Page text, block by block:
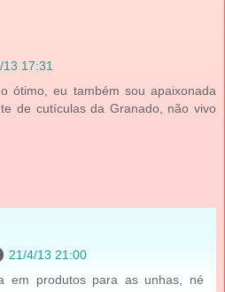
13 17:31
ótimo, eu também sou apaixonada
de cutículas da Granado, não vivo
21/4/13 21:00
em produtos para as unhas, né